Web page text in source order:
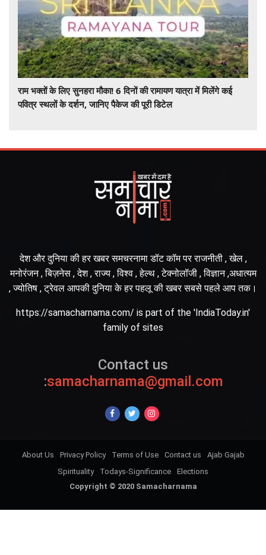
राम भक्तों के लिए सुनहरा मौका! 6 दिनों की रामायण यात्रा में मिलेंगे कई
पवित्र स्थलों के दर्शन, जानिए पैकेज की पूरी डिटेल
देश और दुनिया की हर खबर समचरनामा डॉट कॉम पर राजनीती , खेल ,
मनोरंजन , बिज़नेस , देश , राज्य , विश्व , हेल्थ , टेक्नोलॉजी , विज्ञान ,अधात्यम
, ज्योतिष , ट्रेवल आपकी दुनिया के हर पहलू की खबर सबसे पहले आप तक।
https://samacharnama.com/ is part of the 'IndiaToday.in'
family of sites
Contact us
:samacharnama@gmail.com
Copyright © 2020 Samacharnama
About Us Privacy Policy Terms of Use Contact us
Ajab Gajab
Spirituality
Todays-Significance Elections